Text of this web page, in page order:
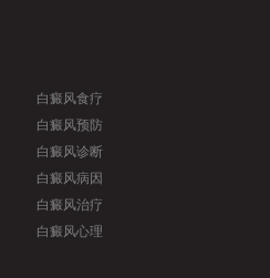
白癜风食疗
白癜风预防
白癜风诊断
白癜风病因
白癜风治疗
白癜风心理